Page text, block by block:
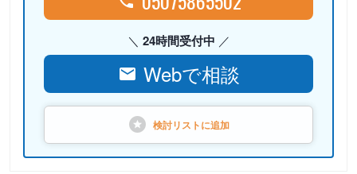
24時間受付中
Webで相談
検討リストに追加